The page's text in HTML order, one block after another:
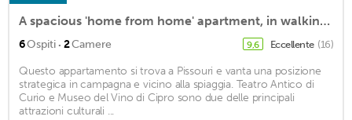
A spacious 'home from home' apartment, in walking distance of beautiful Pissouri
6Ospiti · 2Camere 9,6 Eccellente (16)
Questo appartamento si trova a Pissouri e vanta una posizione
strategica in campagna e vicino alla spiaggia. Teatro Antico di
Curio e Museo del Vino di Cipro sono due delle principali
attrazioni culturali ...